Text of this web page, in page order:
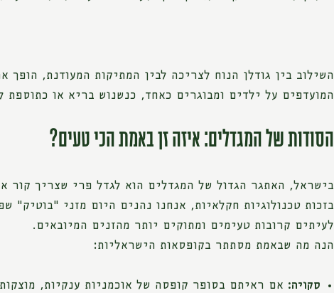
השילוב בין גודלן הנוח לצריכה לבין המתיקות המעודנת, הופך
המועדפים על ילדים ומבוגרים כאחד, כנשנוש בריא או כתוספת
הסודות של המגדלים: איזה זן באמת הכי טעים?
בישראל, האתגר הגדול של המגדלים הוא לגדל פרי שצריך קור
בזכות טכנולוגיות חקלאיות, אנחנו נהנים היום מזני "בוטיק"
לעיתים קרובות טעימים ומתוקים יותר מהזנים המיובאים.
הנה מה שבאמת מסתתר בקופסאות הישראליות:
סקויה: אם ראיתם בסופר קופסה של אוכמניות ענקיות,